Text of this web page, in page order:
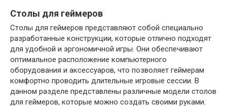
Столы для геймеров
Столы для геймеров представляют собой специально
разработанные конструкции, которые отлично подходят
для удобной и эргономичной игры. Они обеспечивают
оптимальное расположение компьютерного
оборудования и аксессуаров, что позволяет геймерам
комфортно проводить длительные игровые сессии. В
данном разделе представлены различные модели столов
для геймеров, которые можно создать своими руками.